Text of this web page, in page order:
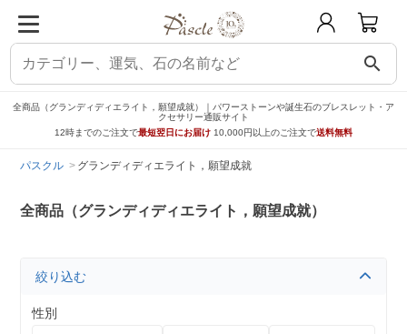
search
全商品（グランディディエライト，願望成就）｜パワーストーンや誕生石のブレスレット・ア
クセサリー通販サイト
12時までのご注文で最短翌日にお届け 10,000円以上のご注文で送料無料
パスクル グランディディエライト，願望成就
全商品（グランディディエライト，願望成就）
絞り込む
性別